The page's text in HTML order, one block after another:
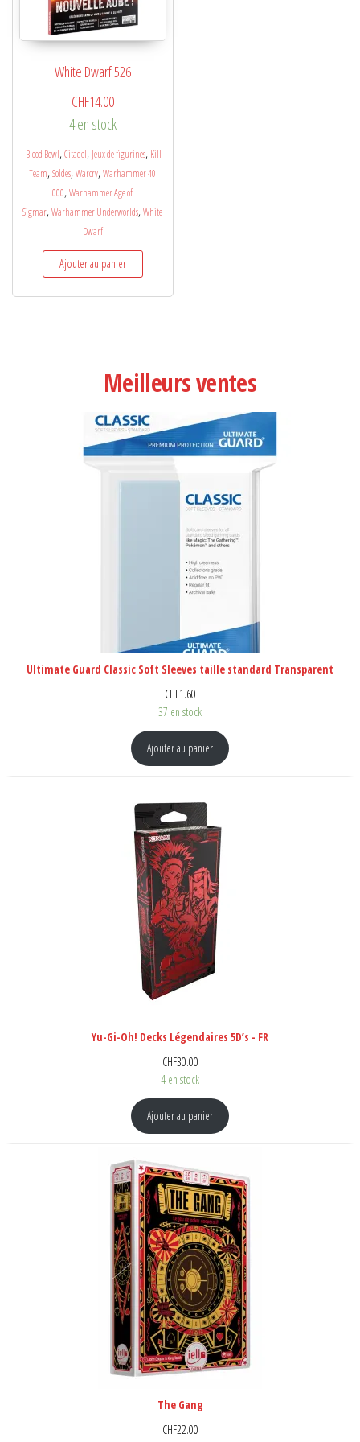
White Dwarf 526
CHF14.00
4 en stock
Blood Bowl,Citadel, Jeux de figurines, Kill
Team,Soldes,Warcry,Warhammer 40
000,Warhammer Age of
Sigmar,Warhammer Underworlds,White
Dwarf
Ajouter au panier
Meilleurs ventes
Ultimate Guard Classic Soft Sleeves taille standard Transparent
CHF1.60
37 en stock
Ajouter au panier
Yu-Gi-Oh! Decks Légendaires 5D’s - FR
CHF30.00
4 en stock
Ajouter au panier
The Gang
CHF22.00